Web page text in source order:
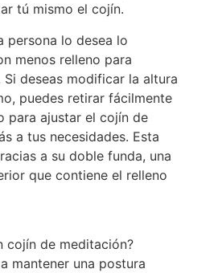
tú mismo el cojín.
persona lo desea lo
menos relleno para
deseas modificar la altura
puedes retirar fácilmente
para ajustar el cojín de
a tus necesidades. Esta
a su doble funda, una
que contiene el relleno
cojín de meditación?
mantener una postura